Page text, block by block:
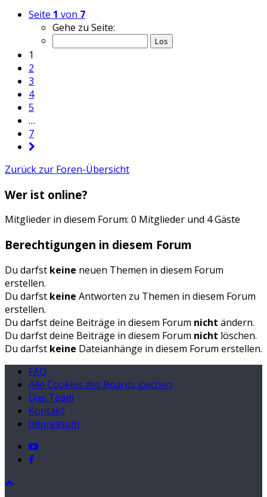
Seite 1 von 7
Gehe zu Seite:
1
2
3
4
5
…
7
Zurück zur Foren-Übersicht
Wer ist online?
Mitglieder in diesem Forum: 0 Mitglieder und 4 Gäste
Berechtigungen in diesem Forum
Du darfst keine neuen Themen in diesem Forum
erstellen.
Du darfst keine Antworten zu Themen in diesem Forum
erstellen.
Du darfst deine Beiträge in diesem Forum nicht ändern.
Du darfst deine Beiträge in diesem Forum nicht löschen.
Du darfst keine Dateianhänge in diesem Forum erstellen.
FAQ
Alle Cookies des Boards löschen
Das Team
Kontakt
Impressum